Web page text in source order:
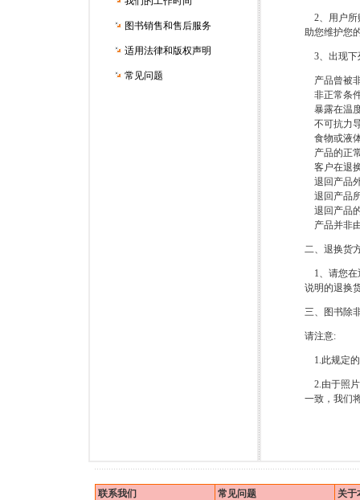
图书销售和售后服务
适用法律和版权声明
常见问题
2、用户所
助您维护您
3、出现下
产品曾被
非正常条
暴露在温
不可抗力
食物或液
产品的正
客户在退
退回产品
退回产品
退回产品
产品并非
二、退换货
1、请您在
说明的退换
三、图书除
请注意:
1.此规定的
2.由于照片
一致，我们
联系我们 常见问题
关于